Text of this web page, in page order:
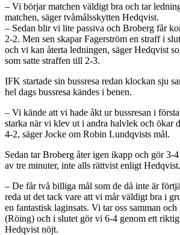
– Vi börjar matchen väldigt bra och tar
matchen, säger tvåmålsskytten Hedqvist.
– Sedan blir vi lite passiva och Broberg får
2-2. Men sen skapar Fagerström en straff i
och vi kan återta ledningen, säger Hedqvist
som satte straffen till 2-3.
IFK startade sin bussresa redan klockan sju
hel dags bussresa kändes i benen.
– Vi kände att vi hade åkt ur bussresan i
starka när vi klev ut i andra halvlek och ökar
4-2, säger Jocke om Robin Lundqvists mål.
Sedan tar Broberg åter igen ikapp och gör 3-
av tre minuter, inte alls rättvist enligt Hedqvist.
– De får två billiga mål som de då inte är
reda ut det tack vare att vi mår väldigt bra i
en fantastisk laginsats. Vi tar oss samman
(Röing) och i slutet gör vi 6-4 genom ett
Hedqvist nöjt.